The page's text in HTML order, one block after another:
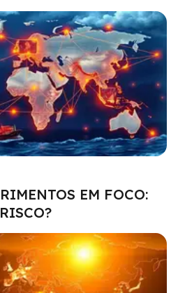
EM FOCO: